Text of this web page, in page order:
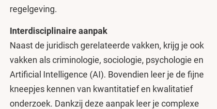
regelgeving.
Interdisciplinaire aanpak
Naast de juridisch gerelateerde vakken, krijg je ook
vakken als criminologie, sociologie, psychologie en
Artificial Intelligence (AI). Bovendien leer je de fijne
kneepjes kennen van kwantitatief en kwalitatief
onderzoek. Dankzij deze aanpak leer je complexe